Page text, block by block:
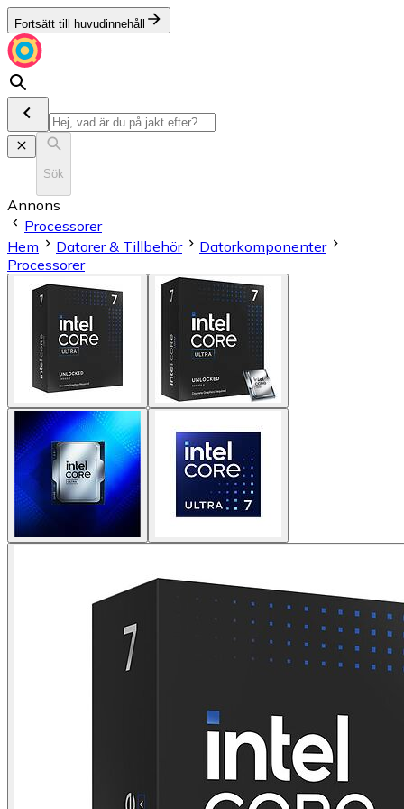
Fortsätt till huvudinnehåll
Sök
Annons
Processorer
Hem
Datorer & Tillbehör
Datorkomponenter
Processorer